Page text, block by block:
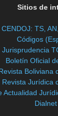
Sitios de
CENDOJ: TS,
Códigos
Jurisprudencia
Boletín Oficial
Boliviana
Revista Jurídica
Actualidad
Dialnet